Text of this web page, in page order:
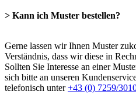
> Kann ich Muster bestellen?
Gerne lassen wir Ihnen Muster
Verständnis, dass wir diese in
Sollten Sie Interesse an einer
sich bitte an unseren
telefonisch unter+43 (0) 7259/